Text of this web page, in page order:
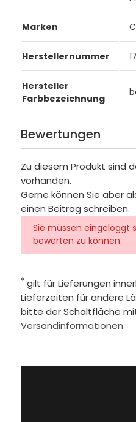
Marken
Herstellernummer
Hersteller
Farbbezeichnung
Bewertungen
Zu diesem Produkt sind
vorhanden.
Gerne können Sie aber
einen Beitrag schreiben.
Sie müssen eingeloggt
bewerten zu können.
* gilt für Lieferungen
Lieferzeiten für andere
bitte der Schaltfläche
Versandinformationen